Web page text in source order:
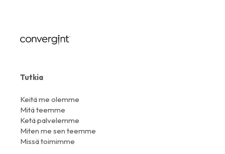
Tutkia
Keitä me olemme
Mitä teemme
Ketä palvelemme
Miten me sen teemme
Missä toimimme